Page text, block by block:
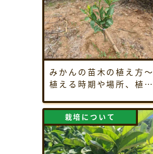
みかんの苗木の植え方～
植える時期や場所、植え
栽培について